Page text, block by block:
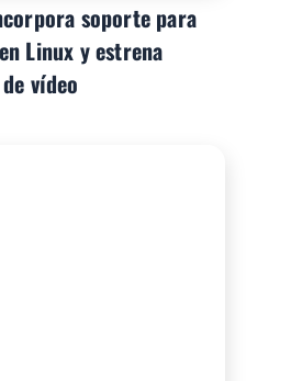
soporte para
Linux y estrena
vídeo